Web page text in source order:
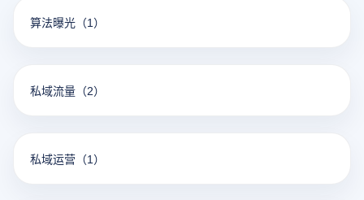
算法曝光 （1）
私域流量 （2）
私域运营 （1）